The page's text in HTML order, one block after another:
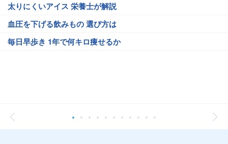
太りにくいアイス 栄養士が解説
血圧を下げる飲みもの 選び方は
毎日早歩き 1年で何キロ痩せるか